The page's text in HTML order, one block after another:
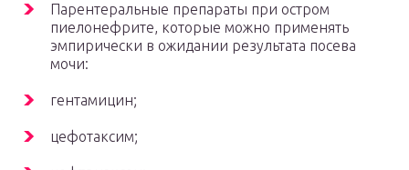
Парентеральные препараты при остром
пиелонефрите, которые можно применять
эмпирически в ожидании результата посева
мочи:
гентамицин;
цефотаксим;